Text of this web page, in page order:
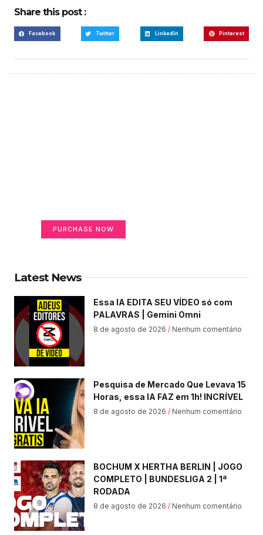
Share this post :
Facebook Twitter LinkedIn Pinterest
PURCHASE NOW
Latest News
Essa IA EDITA SEU VÍDEO só com
PALAVRAS | Gemini Omni
8 de agosto de 2026 Nenhum comentário
Pesquisa de Mercado Que Levava 15
Horas, essa IA FAZ em 1h! INCRÍVEL
8 de agosto de 2026 Nenhum comentário
BOCHUM X HERTHA BERLIN | JOGO
COMPLETO | BUNDESLIGA 2 | 1ª
RODADA
8 de agosto de 2026 Nenhum comentário